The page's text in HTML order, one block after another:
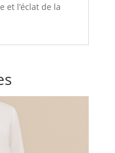
et l’éclat de la